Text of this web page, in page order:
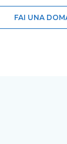
FAI UNA